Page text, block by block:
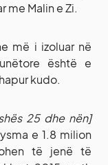
me Malin e Zi.
më i izoluar në
është e
kudo.
25 dhe nën]
e 1.8 milion
të jenë të